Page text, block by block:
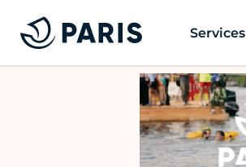
Services